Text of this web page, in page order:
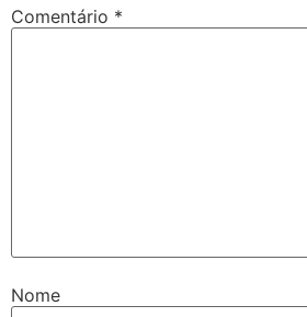
Comentário *
Nome